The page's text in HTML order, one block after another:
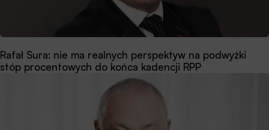
Rafał Sura: nie ma realnych perspektyw na podwyżki
stóp procentowych do końca kadencji RPP